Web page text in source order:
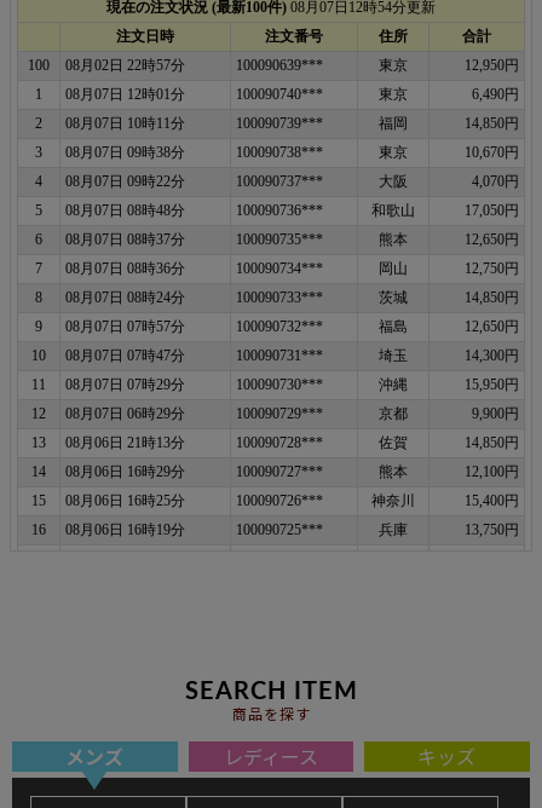
SEARCH ITEM
商品を探す
メンズ レディース キッズ